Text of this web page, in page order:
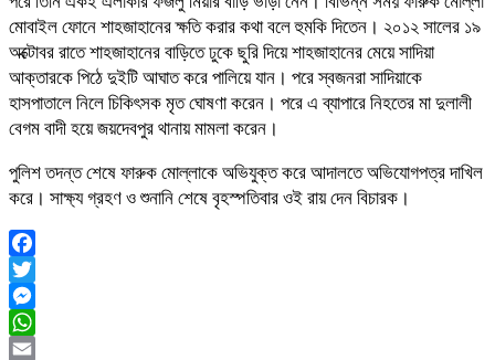
মোবাইল ফোনে শাহজাহানের ক্ষতি করার কথা বলে হুমকি দিতেন। ২০১২ সালের ১৯
অক্টোবর রাতে শাহজাহানের বাড়িতে ঢুকে ছুরি দিয়ে শাহজাহানের মেয়ে সাদিয়া
আক্তারকে পিঠে দুইটি আঘাত করে পালিয়ে যান। পরে স্বজনরা সাদিয়াকে
হাসপাতালে নিলে চিকিৎসক মৃত ঘোষণা করেন। পরে এ ব্যাপারে নিহতের মা দুলালী
বেগম বাদী হয়ে জয়দেবপুর থানায় মামলা করেন।
পুলিশ তদন্ত শেষে ফারুক মোল্লাকে অভিযুক্ত করে আদালতে অভিযোগপত্র দাখিল
করে। সাক্ষ্য গ্রহণ ও শুনানি শেষে বৃহস্পতিবার ওই রায় দেন বিচারক।
Facebook
Twitter
Messenger
WhatsApp